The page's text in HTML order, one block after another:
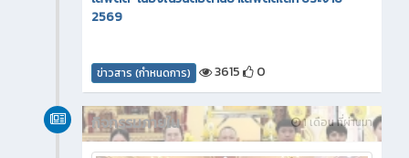
2569
ข่าวสาร (กำหนดการ) 3615 0
1 เดือน ที่ผ่านมา
กิจกรรมภายใน